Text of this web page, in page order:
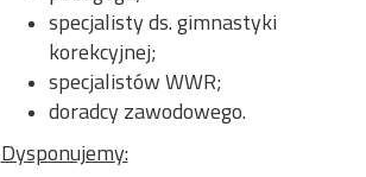
specjalisty ds. gimnastyki
korekcyjnej;
specjalistów WWR;
doradcy zawodowego.
Dysponujemy: